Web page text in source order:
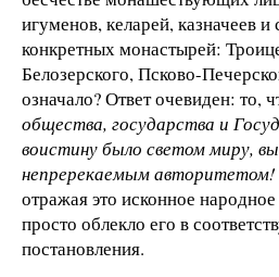
игуменов, келарей, казначеев
конкретных монастырей:
Белозерского, Псково-
означало? Ответ очевиден: то,
общества, государства и
воистину было светом миру,
непререкаемым авторитетом!
отражая это исконное
просто облекло его в
постановления.